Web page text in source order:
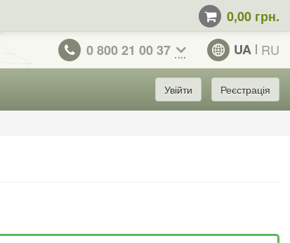
0,00 грн.
0 800 21 00 37 UA RU
Увійти Реєстрація